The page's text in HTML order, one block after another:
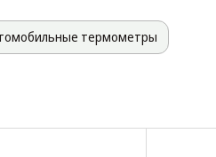
термометры